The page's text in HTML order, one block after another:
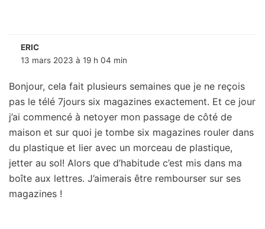
ERIC
13 mars 2023 à 19 h 04 min
Bonjour, cela fait plusieurs semaines que je ne reçois
pas le télé 7jours six magazines exactement. Et ce jour
j’ai commencé à netoyer mon passage de côté de
maison et sur quoi je tombe six magazines rouler dans
du plastique et lier avec un morceau de plastique,
jetter au sol! Alors que d’habitude c’est mis dans ma
boîte aux lettres. J’aimerais être rembourser sur ses
magazines !